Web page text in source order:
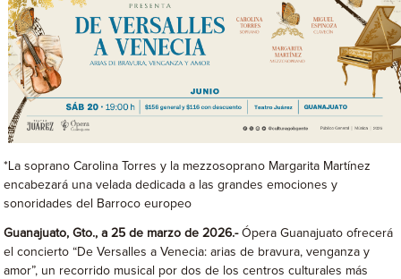
*La soprano Carolina Torres y la mezzosoprano Margarita Martínez
encabezará una velada dedicada a las grandes emociones y
sonoridades del Barroco europeo
Guanajuato, Gto., a 25 de marzo de 2026.-Ópera Guanajuato ofrecerá
el concierto “De Versalles a Venecia: arias de bravura, venganza y
amor”, un recorrido musical por dos de los centros culturales más